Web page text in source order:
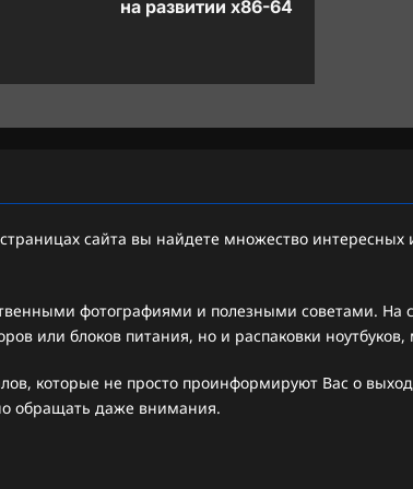
на развитии x86-64
сайта вы найдете множество интересных
фотографиями и полезными советами. На
или блоков питания, но и распаковки
которые не просто проинформируют Вас о
обращать даже внимания.